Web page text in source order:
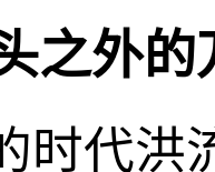
之外
时代洪